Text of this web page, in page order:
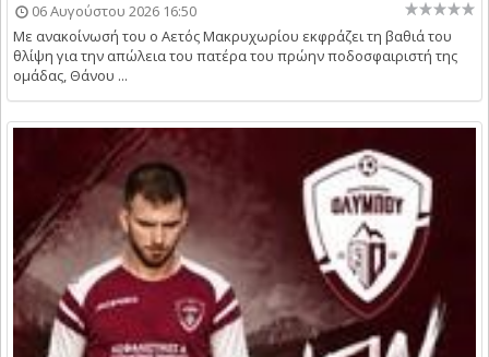
06 Αυγούστου 2026 16:50
Με ανακοίνωσή του ο Αετός Μακρυχωρίου εκφράζει τη βαθιά του
θλίψη για την απώλεια του πατέρα του πρώην ποδοσφαιριστή της
ομάδας, Θάνου ...